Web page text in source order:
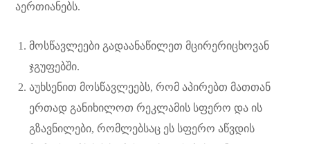
აერთიანებს.
მოსწავლეები გადაანაწილეთ მცირერიცხოვან
ჯგუფებში.
აუხსენით მოსწავლეებს, რომ აპირებთ მათთან
ერთად განიხილოთ რეკლამის სფერო და ის
გზავნილები, რომლებსაც ეს სფერო აწვდის